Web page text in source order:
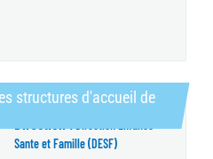
structures d'accueil de
Direction :
Sante et Famille (DESF)